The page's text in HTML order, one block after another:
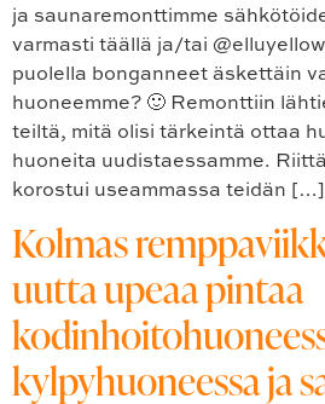
ja saunaremonttimme
varmasti täällä ja/tai
puolella bonganneet äskettäin
huoneemme? 🙂 Remonttiin
teiltä, mitä olisi tärkeintä ottaa
huoneita uudistaessamme.
korostui useammassa teidän […]
Kolmas
uutta upeaa pintaa
kylpyhuoneessa ja